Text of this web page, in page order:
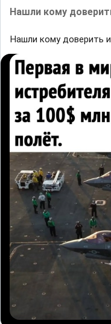
Нашли кому
Нашли кому доверить